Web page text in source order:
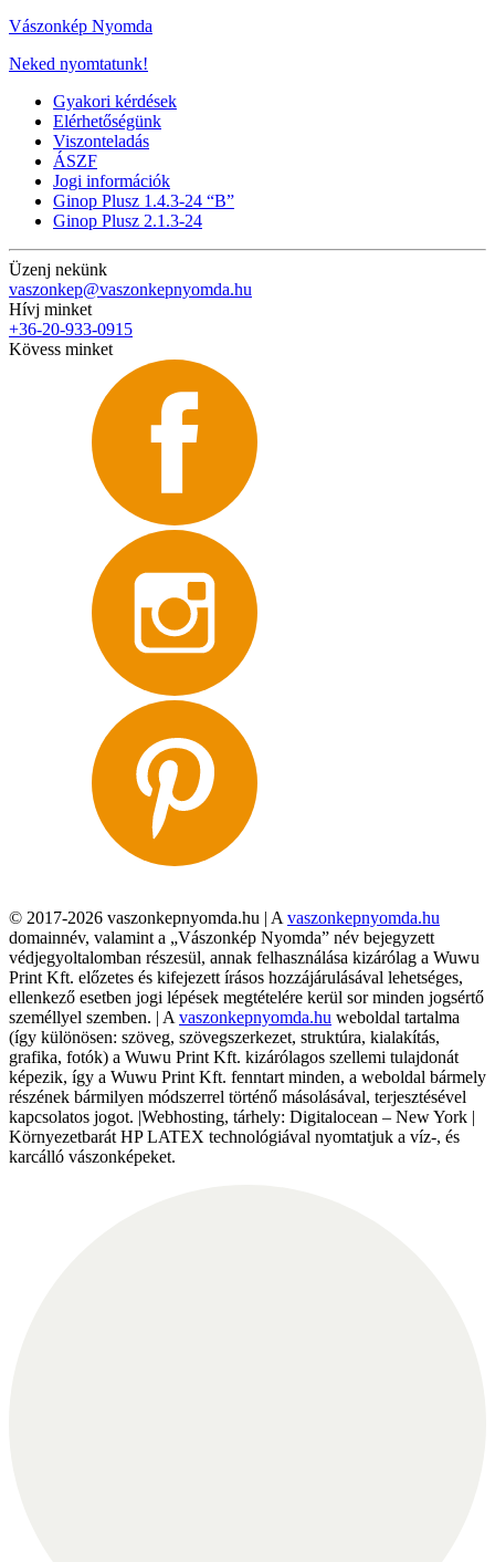
Vászonkép Nyomda
Neked nyomtatunk!
Gyakori kérdések
Elérhetőségünk
Viszonteladás
ÁSZF
Jogi információk
Ginop Plusz 1.4.3-24 “B”
Ginop Plusz 2.1.3-24
Üzenj nekünk
vaszonkep@vaszonkepnyomda.hu
Hívj minket
+36-20-933-0915
Kövess minket
© 2017-2026 vaszonkepnyomda.hu | A vaszonkepnyomda.hu
domainnév, valamint a „Vászonkép Nyomda” név bejegyzett
védjegyoltalomban részesül, annak felhasználása kizárólag a Wuwu
Print Kft. előzetes és kifejezett írásos hozzájárulásával lehetséges,
ellenkező esetben jogi lépések megtételére kerül sor minden jogsértő
személlyel szemben. | A vaszonkepnyomda.hu weboldal tartalma
(így különösen: szöveg, szövegszerkezet, struktúra, kialakítás,
grafika, fotók) a Wuwu Print Kft. kizárólagos szellemi tulajdonát
képezik, így a Wuwu Print Kft. fenntart minden, a weboldal bármely
részének bármilyen módszerrel történő másolásával, terjesztésével
kapcsolatos jogot. |Webhosting, tárhely: Digitalocean – New York |
Környezetbarát HP LATEX technológiával nyomtatjuk a víz-, és
karcálló vászonképeket.